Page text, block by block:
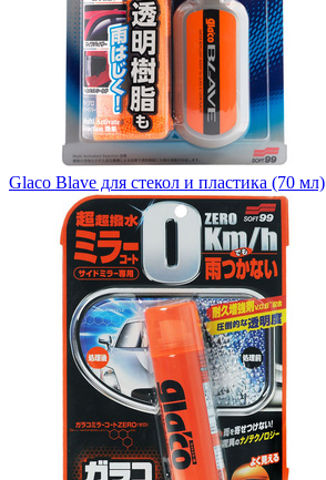
Glaco Blave для стекол и пластика (70 мл)